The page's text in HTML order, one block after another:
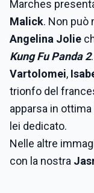
Marches
Malick. Non può
Angelina Jolie
Kung Fu Panda 2.
Vartolomei,
trionfo del
apparsa in
lei dedicato.
Nelle altre
con la nostra